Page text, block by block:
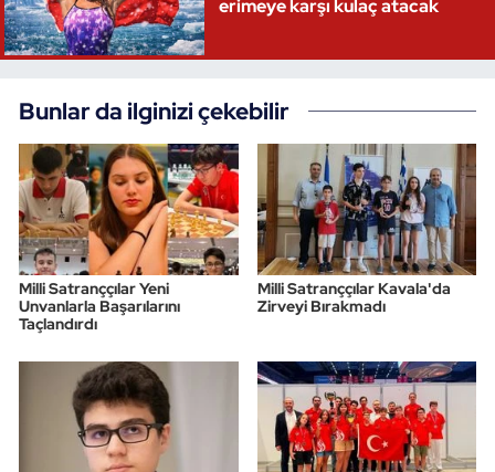
erimeye karşı kulaç atacak
Bunlar da ilginizi çekebilir
Milli Satranççılar Yeni
Unvanlarla Başarılarını
Taçlandırdı
Milli Satranççılar Kavala'da
Zirveyi Bırakmadı